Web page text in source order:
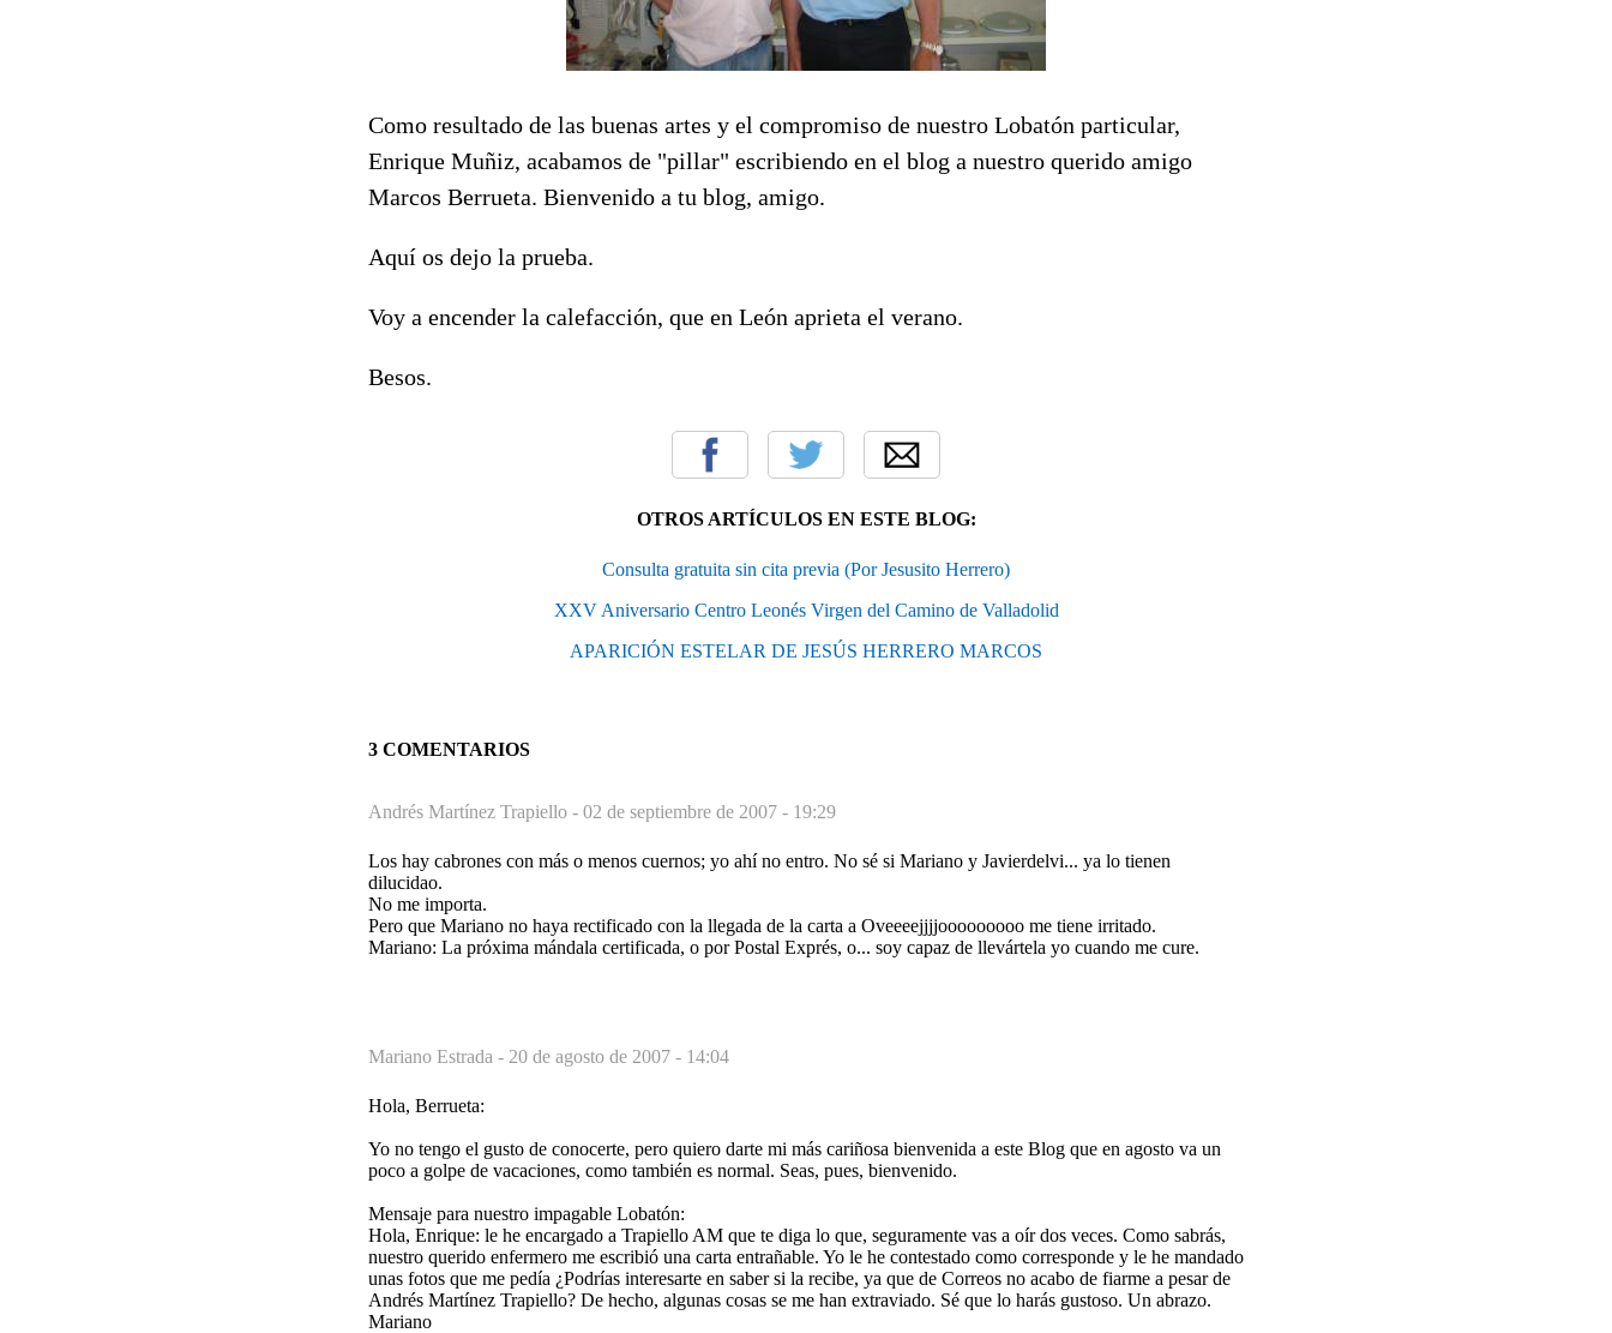
Como resultado de las buenas artes y el compromiso de nuestro Lobatón particular,
Enrique Muñiz, acabamos de "pillar" escribiendo en el blog a nuestro querido amigo
Marcos Berrueta. Bienvenido a tu blog, amigo.
Aquí os dejo la prueba.
Voy a encender la calefacción, que en León aprieta el verano.
Besos.
OTROS ARTÍCULOS EN ESTE BLOG:
Consulta gratuita sin cita previa (Por Jesusito Herrero)
XXV Aniversario Centro Leonés Virgen del Camino de Valladolid
APARICIÓN ESTELAR DE JESÚS HERRERO MARCOS
3 COMENTARIOS
Andrés Martínez Trapiello - 02 de septiembre de 2007 - 19:29
Los hay cabrones con más o menos cuernos; yo ahí no entro. No sé si Mariano y Javierdelvi... ya lo tienen
dilucidao.
No me importa.
Pero que Mariano no haya rectificado con la llegada de la carta a Oveeeejjjjooooooooo me tiene irritado.
Mariano: La próxima mándala certificada, o por Postal Exprés, o... soy capaz de llevártela yo cuando me cure.
Mariano Estrada - 20 de agosto de 2007 - 14:04
Hola, Berrueta:
Yo no tengo el gusto de conocerte, pero quiero darte mi más cariñosa bienvenida a este Blog que en agosto va un
poco a golpe de vacaciones, como también es normal. Seas, pues, bienvenido.
Mensaje para nuestro impagable Lobatón:
Hola, Enrique: le he encargado a Trapiello AM que te diga lo que, seguramente vas a oír dos veces. Como sabrás,
nuestro querido enfermero me escribió una carta entrañable. Yo le he contestado como corresponde y le he mandado
unas fotos que me pedía ¿Podrías interesarte en saber si la recibe, ya que de Correos no acabo de fiarme a pesar de
Andrés Martínez Trapiello? De hecho, algunas cosas se me han extraviado. Sé que lo harás gustoso. Un abrazo.
Mariano